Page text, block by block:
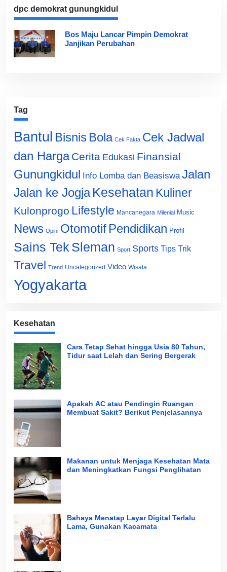
dpc demokrat gunungkidul
Bos Maju Lancar Pimpin Demokrat
Janjikan Perubahan
Tag
Bantul Bisnis Bola Cek Fakta Cek Jadwal
dan Harga Cerita Edukasi Finansial
Gunungkidul Info Lomba dan Beasiswa Jalan
Jalan ke Jogja Kesehatan Kuliner
Kulonprogo Lifestyle Mancanegara Milenial Music
News Opini Otomotif Pendidikan Profil
Sains Tek Sleman Sport Sports Tips Trik
Travel Trend Uncategorized Video Wisata
Yogyakarta
Kesehatan
Cara Tetap Sehat hingga Usia 80 Tahun,
Tidur saat Lelah dan Sering Bergerak
Apakah AC atau Pendingin Ruangan
Membuat Sakit? Berikut Penjelasannya
Makanan untuk Menjaga Kesehatan Mata
dan Meningkatkan Fungsi Penglihatan
Bahaya Menatap Layar Digital Terlalu
Lama, Gunakan Kacamata